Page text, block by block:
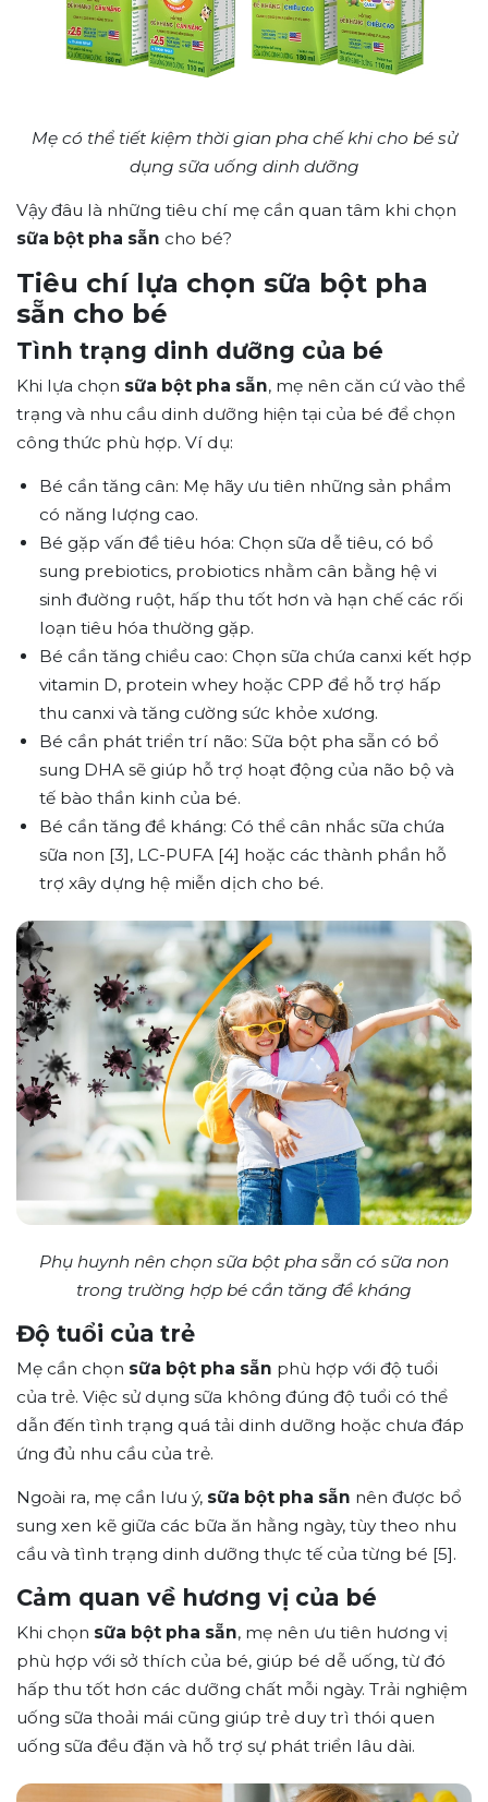
Mẹ có thể tiết kiệm thời gian pha chế khi cho bé sử
dụng sữa uống dinh dưỡng
Vậy đâu là những tiêu chí mẹ cần quan tâm khi chọn
sữa bột pha sẵn cho bé?
Tiêu chí lựa chọn sữa bột pha
sẵn cho bé
Tình trạng dinh dưỡng của bé
Khi lựa chọn sữa bột pha sẵn, mẹ nên căn cứ vào thể
trạng và nhu cầu dinh dưỡng hiện tại của bé để chọn
công thức phù hợp. Ví dụ:
Bé cần tăng cân: Mẹ hãy ưu tiên những sản phẩm
có năng lượng cao.
Bé gặp vấn đề tiêu hóa: Chọn sữa dễ tiêu, có bổ
sung prebiotics, probiotics nhằm cân bằng hệ vi
sinh đường ruột, hấp thu tốt hơn và hạn chế các rối
loạn tiêu hóa thường gặp.
Bé cần tăng chiều cao: Chọn sữa chứa canxi kết hợp
vitamin D, protein whey hoặc CPP để hỗ trợ hấp
thu canxi và tăng cường sức khỏe xương.
Bé cần phát triển trí não: Sữa bột pha sẵn có bổ
sung DHA sẽ giúp hỗ trợ hoạt động của não bộ và
tế bào thần kinh của bé.
Bé cần tăng đề kháng: Có thể cân nhắc sữa chứa
sữa non [3], LC-PUFA [4] hoặc các thành phần hỗ
trợ xây dựng hệ miễn dịch cho bé.
Phụ huynh nên chọn sữa bột pha sẵn có sữa non
trong trường hợp bé cần tăng đề kháng
Độ tuổi của trẻ
Mẹ cần chọn sữa bột pha sẵn phù hợp với độ tuổi
của trẻ. Việc sử dụng sữa không đúng độ tuổi có thể
dẫn đến tình trạng quá tải dinh dưỡng hoặc chưa đáp
ứng đủ nhu cầu của trẻ.
Ngoài ra, mẹ cần lưu ý, sữa bột pha sẵn nên được bổ
sung xen kẽ giữa các bữa ăn hằng ngày, tùy theo nhu
cầu và tình trạng dinh dưỡng thực tế của từng bé [5].
Cảm quan về hương vị của bé
Khi chọn sữa bột pha sẵn, mẹ nên ưu tiên hương vị
phù hợp với sở thích của bé, giúp bé dễ uống, từ đó
hấp thu tốt hơn các dưỡng chất mỗi ngày. Trải nghiệm
uống sữa thoải mái cũng giúp trẻ duy trì thói quen
uống sữa đều đặn và hỗ trợ sự phát triển lâu dài.